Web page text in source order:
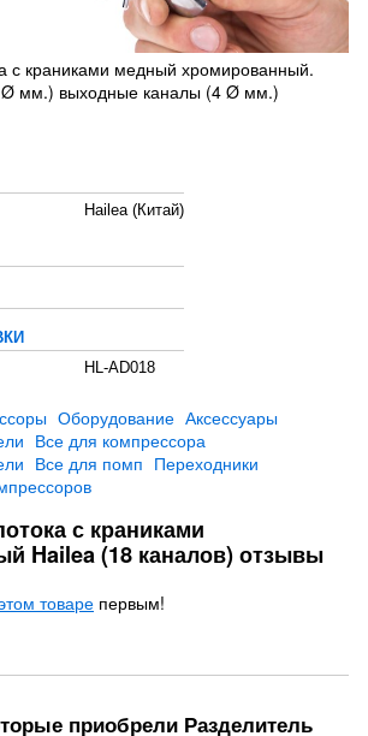
с краниками медный хромированный.
Ø мм.) выходные каналы (4 Ø мм.)
Hailea (Китай)
HL-AD018
Оборудование Аксессуары
Все для компрессора
Все для помп Переходники
с краниками
Hailea (18 каналов) отзывы
товаре первым!
приобрели Разделитель